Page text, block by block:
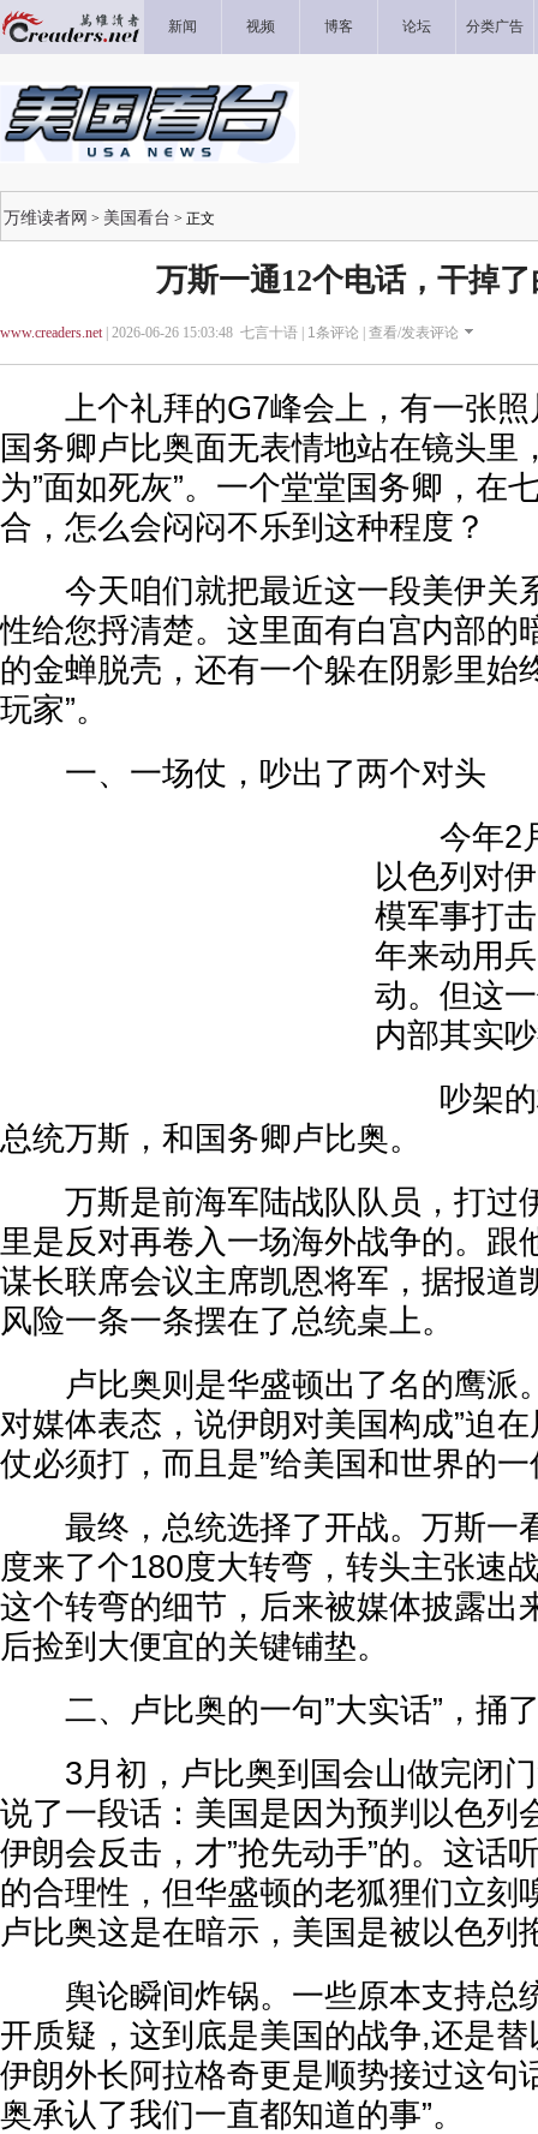
新闻 视频 博客 论坛 分类广告
万维读者网 > 美国看台 > 正文
万斯一通12个电话，干掉
www.creaders.net| 2026-06-26 15:03:48 七言十语 | 1条评论 | 查看/发表评论
上个礼拜的G7峰会上，有一张
国务卿卢比奥面无表情地站在镜头里
为”面如死灰”。一个堂堂国务卿，在
合，怎么会闷闷不乐到这种程度？
今天咱们就把最近这一段美伊关
性给您捋清楚。这里面有白宫内部的
的金蝉脱壳，还有一个躲在阴影里始
玩家”。
一、一场仗，吵出了两个对头
今年2月
以色列对
模军事打
年来动用
动。但这
内部其实
吵架的
总统万斯，和国务卿卢比奥。
万斯是前海军陆战队队员，打过
里是反对再卷入一场海外战争的。跟
谋长联席会议主席凯恩将军，据报道
风险一条一条摆在了总统桌上。
卢比奥则是华盛顿出了名的鹰派
对媒体表态，说伊朗对美国构成”迫
仗必须打，而且是”给美国和世界的一
最终，总统选择了开战。万斯一
度来了个180度大转弯，转头主张速
这个转弯的细节，后来被媒体披露出
后捡到大便宜的关键铺垫。
二、卢比奥的一句”大实话”，捅
3月初，卢比奥到国会山做完闭门
说了一段话：美国是因为预判以色列
伊朗会反击，才”抢先动手”的。这话
的合理性，但华盛顿的老狐狸们立
卢比奥这是在暗示，美国是被以色列
舆论瞬间炸锅。一些原本支持总
开质疑，这到底是美国的战争,还是
伊朗外长阿拉格奇更是顺势接过这句
奥承认了我们一直都知道的事”。